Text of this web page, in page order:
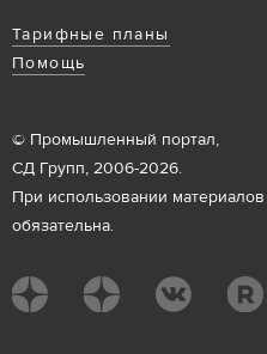
Тарифные планы
Помощь
© Промышленный портал,
СД Групп, 2006-2026.
При использовании
обязательна.